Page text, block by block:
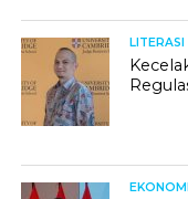
LITERASI
EKONOMI